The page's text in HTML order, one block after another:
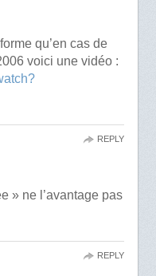
qu’en cas de
voici une vidéo :
» ne l’avantage pas
REPLY
REPLY